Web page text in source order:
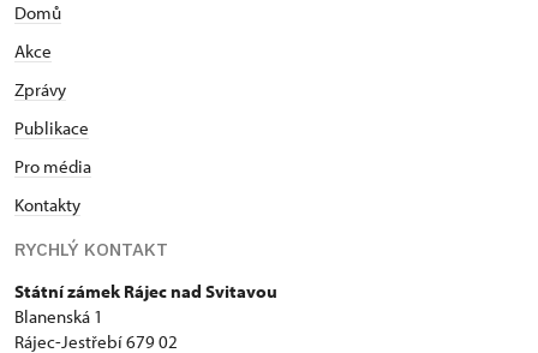
Domů
Akce
Zprávy
Publikace
Pro média
Kontakty
RYCHLÝ KONTAKT
Státní zámek Rájec nad Svitavou
Blanenská 1
Rájec-Jestřebí 679 02